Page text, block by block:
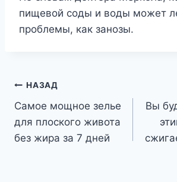
пищевой соды и воды может
проблемы, как занозы.
Навигация
по
записям
НАЗАД
Самое мощное зелье
для плоского живота
без жира за 7 дней
Вы